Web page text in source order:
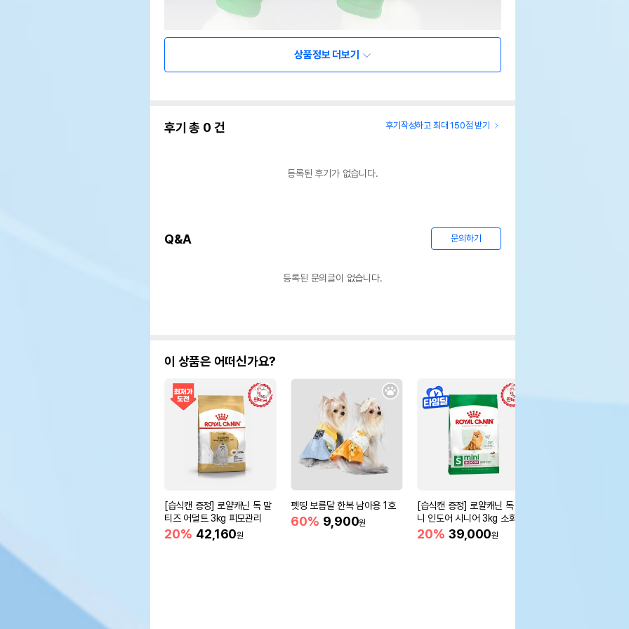
상품정보 더보기
후기 총 0 건 후기작성하고 최대 150점 받기
등록된 후기가 없습니다.
Q&A 문의하기
등록된 문의글이 없습니다.
이 상품은 어떠신가요?
[습식캔 증정] 로얄캐닌 독 말
티즈 어덜트 3kg 피모관리
20% 42,160원
펫띵 보름달 한복 남아용 1호
60% 9,900원
[습식캔 증정] 로얄캐닌 독 미
니 인도어 시니어 3kg 소화도
움
20% 39,000원